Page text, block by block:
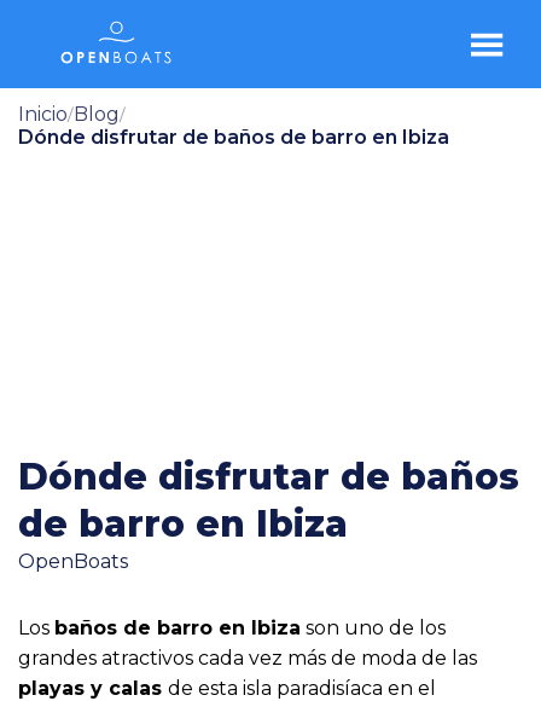
Inicio/Blog/
Dónde disfrutar de baños de barro en Ibiza
Dónde disfrutar de baños
de barro en Ibiza
OpenBoats
Los baños de barro en Ibiza son uno de los
grandes atractivos cada vez más de moda de las
playas y calas de esta isla paradisíaca en el